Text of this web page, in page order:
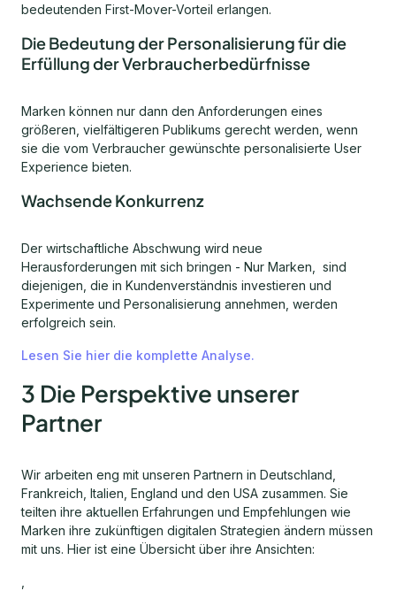
bedeutenden First-Mover-Vorteil erlangen.
Die Bedeutung der Personalisierung für die
Erfüllung der Verbraucherbedürfnisse
Marken können nur dann den Anforderungen eines
größeren, vielfältigeren Publikums gerecht werden, wenn
sie die vom Verbraucher gewünschte personalisierte User
Experience bieten.
Wachsende Konkurrenz
Der wirtschaftliche Abschwung wird neue
Herausforderungen mit sich bringen - Nur Marken, sind
diejenigen, die in Kundenverständnis investieren und
Experimente und Personalisierung annehmen, werden
erfolgreich sein.
Lesen Sie hier die komplette Analyse.
3 Die Perspektive unserer
Partner
Wir arbeiten eng mit unseren Partnern in Deutschland,
Frankreich, Italien, England und den USA zusammen. Sie
teilten ihre aktuellen Erfahrungen und Empfehlungen wie
Marken ihre zukünftigen digitalen Strategien ändern müssen
mit uns. Hier ist eine Übersicht über ihre Ansichten: